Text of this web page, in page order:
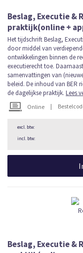
Beslag, Executie &
praktijk(online +
Het tijdschrift Beslag,
door middel van
ontwikkelingen binnen de
executierecht toe.
samenvattingen van
beleid. De inhoud van BER
de dagelijkse praktijk. Lees
Online |
Beslag, Executie &